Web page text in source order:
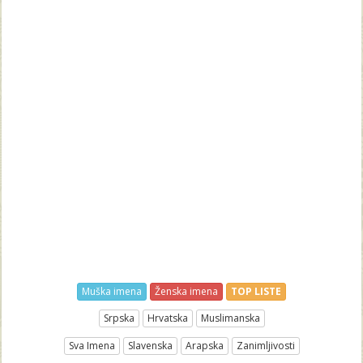
Muška imena Ženska imena
TOP LISTE
Srpska
Hrvatska
Muslimanska
Sva Imena
Slavenska Arapska Zanimljivosti